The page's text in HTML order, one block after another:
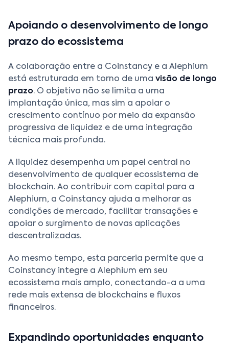
Apoiando o desenvolvimento de longo
prazo do ecossistema
A colaboração entre a Coinstancy e a Alephium
está estruturada em torno de uma visão de longo
prazo. O objetivo não se limita a uma
implantação única, mas sim a apoiar o
crescimento contínuo por meio da expansão
progressiva de liquidez e de uma integração
técnica mais profunda.
A liquidez desempenha um papel central no
desenvolvimento de qualquer ecossistema de
blockchain. Ao contribuir com capital para a
Alephium, a Coinstancy ajuda a melhorar as
condições de mercado, facilitar transações e
apoiar o surgimento de novas aplicações
descentralizadas.
Ao mesmo tempo, esta parceria permite que a
Coinstancy integre a Alephium em seu
ecossistema mais amplo, conectando-a a uma
rede mais extensa de blockchains e fluxos
financeiros.
Expandindo oportunidades enquanto